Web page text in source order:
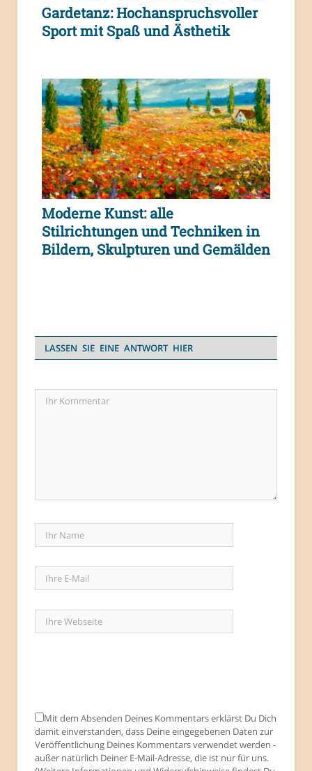
Gardetanz: Hochanspruchsvoller
Sport mit Spaß und Ästhetik
Moderne Kunst: alle
Stilrichtungen und Techniken in
Bildern, Skulpturen und Gemälden
LASSEN SIE EINE ANTWORT HIER
Mit dem Absenden Deines Kommentars erklärst Du Dich
damit einverstanden, dass Deine eingegebenen Daten zur
Veröffentlichung Deines Kommentars verwendet werden -
außer natürlich Deiner E-Mail-Adresse, die ist nur für uns.